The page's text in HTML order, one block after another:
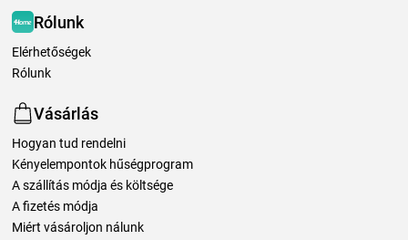
Rólunk
Elérhetőségek
Rólunk
Vásárlás
Hogyan tud rendelni
Kényelempontok hűségprogram
A szállítás módja és költsége
A fizetés módja
Miért vásároljon nálunk